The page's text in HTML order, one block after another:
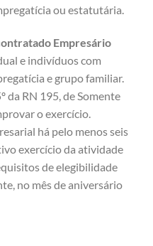
ou estatutária.
Empresário
e indivíduos com
e grupo familiar.
da RN 195, de Somente
o exercício.
há pelo menos seis
exercício da atividade
de elegibilidade
no mês de aniversário